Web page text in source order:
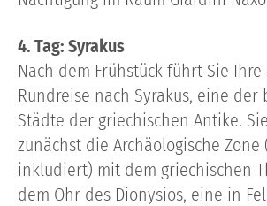
4. Tag: Syrakus
Nach dem Frühstück führt Sie Ihre
Rundreise nach Syrakus, eine der
Städte der griechischen Antike.
zunächst die Archäologische
inkludiert) mit dem griechischen
dem Ohr des Dionysios, eine in